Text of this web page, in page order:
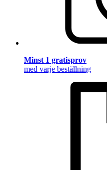
Minst 1 gratisprov
med varje beställning